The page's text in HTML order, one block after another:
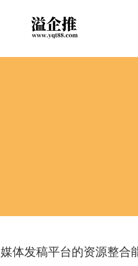
媒体发稿平台的资源整合